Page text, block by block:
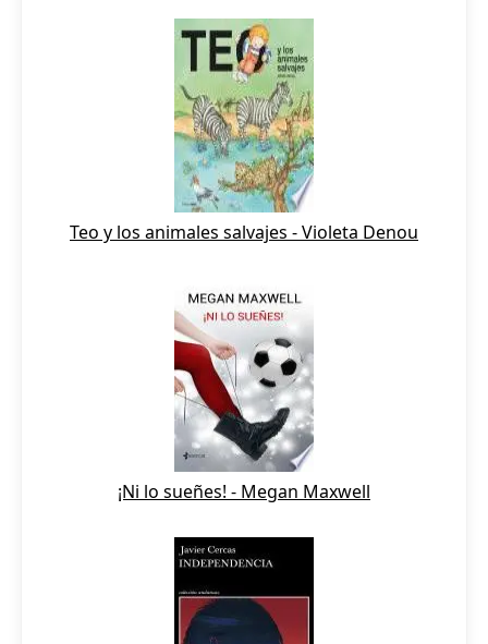
Teo y los animales salvajes - Violeta Denou
¡Ni lo sueñes! - Megan Maxwell